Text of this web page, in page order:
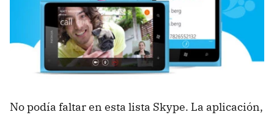
No podía faltar en esta lista Skype. La aplicación,